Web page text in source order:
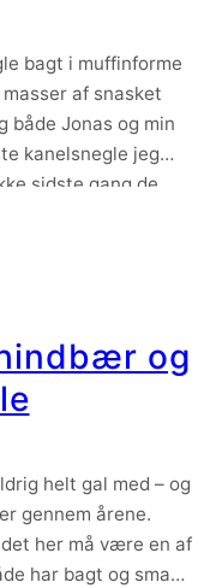
bagt i muffinforme
af snasket
både Jonas og min
kanelsnegle jeg
sidste gang de
gør at…
og
helt gal med – og
gennem årene.
her må være en af
har bagt og smagt.